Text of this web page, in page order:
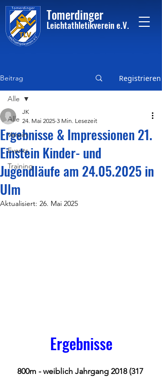
Tomerdinger
Leichtathletikvereine.V.
Beitrag Registrieren
Alle
Verein
Events
Training
Alle
Ergebnisse & Impressionen 21.
Einstein Kinder- und
Jugendläufe am 24.05.2025 in
Ulm
JK
24. Mai 2025 3 Min. Lesezeit
Aktualisiert: 26. Mai 2025
Ergebnisse
800m - weiblich Jahrgang 2018 (317